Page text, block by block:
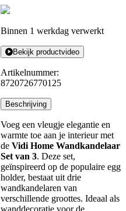
Binnen 1 werkdag verwerkt
Bekijk productvideo
Artikelnummer:
8720726770125
Beschrijving
Voeg een vleugje elegantie en
warmte toe aan je interieur met
de Vidi Home Wandkandelaar
Set van 3. Deze set,
geïnspireerd op de populaire egg
holder, bestaat uit drie
wandkandelaren van
verschillende groottes. Ideaal als